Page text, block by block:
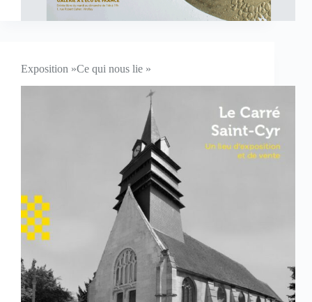
Exposition »Ce qui nous lie »